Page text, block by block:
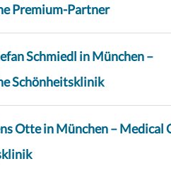
Premium-Partner
Schmiedl in München –
Schönheitsklinik
Otte in München – Medical